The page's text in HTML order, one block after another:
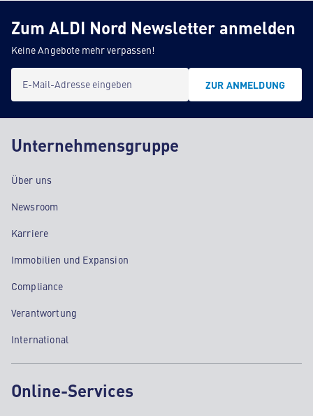
Zum ALDI Nord Newsletter anmelden
Keine Angebote mehr verpassen!
E-Mail-Adresse eingeben ZUR ANMELDUNG
Unternehmensgruppe
Über uns
Newsroom
Karriere
Immobilien und Expansion
Compliance
Verantwortung
International
Online-Services